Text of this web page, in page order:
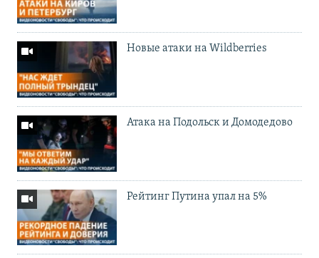
Новые атаки на Wildberries
Атака на Подольск и Домодедово
Рейтинг Путина упал на 5%